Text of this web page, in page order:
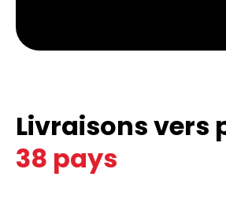
Livraisons vers
38 pays